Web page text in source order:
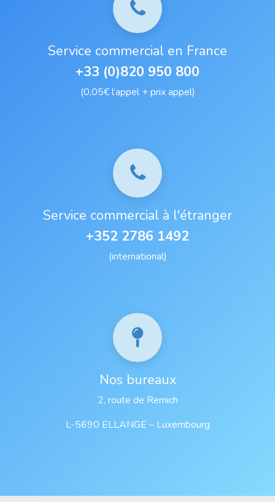
Service commercial en France
+33 (0)820 950 800
(0,05€ l’appel + prix appel)
Service commercial à l'étranger
+352 2786 1492
(international)
Nos bureaux
2, route de Remich
L-5690 ELLANGE – Luxembourg